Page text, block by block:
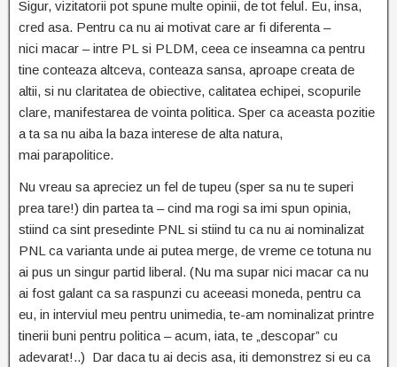
Sigur, vizitatorii pot spune multe opinii, de tot felul. Eu, insa,
cred asa. Pentru ca nu ai motivat care ar fi diferenta –
nici macar – intre PL si PLDM, ceea ce inseamna ca pentru
tine conteaza altceva, conteaza sansa, aproape creata de
altii, si nu claritatea de obiective, calitatea echipei, scopurile
clare, manifestarea de vointa politica. Sper ca aceasta pozitie
a ta sa nu aiba la baza interese de alta natura,
mai parapolitice.
Nu vreau sa apreciez un fel de tupeu (sper sa nu te superi
prea tare!) din partea ta – cind ma rogi sa imi spun opinia,
stiind ca sint presedinte PNL si stiind tu ca nu ai nominalizat
PNL ca varianta unde ai putea merge, de vreme ce totuna nu
ai pus un singur partid liberal. (Nu ma supar nici macar ca nu
ai fost galant ca sa raspunzi cu aceeasi moneda, pentru ca
eu, in interviul meu pentru unimedia, te-am nominalizat printre
tinerii buni pentru politica – acum, iata, te „descopar” cu
adevarat!..) Dar daca tu ai decis asa, iti demonstrez si eu ca